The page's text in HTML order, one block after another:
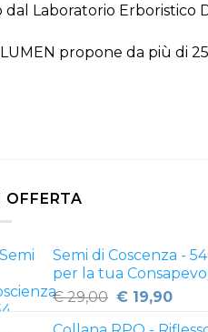
Laboratorio Erboristico
propone da più di
OFFERTA
Semi di Coscenza -
per la tua
€29,00 Il
€19,90Il